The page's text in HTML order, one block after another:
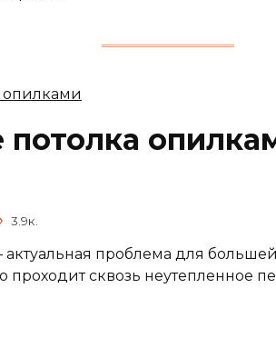
потолка
3.9к.
проблема для
проходит сквозь неутепленное